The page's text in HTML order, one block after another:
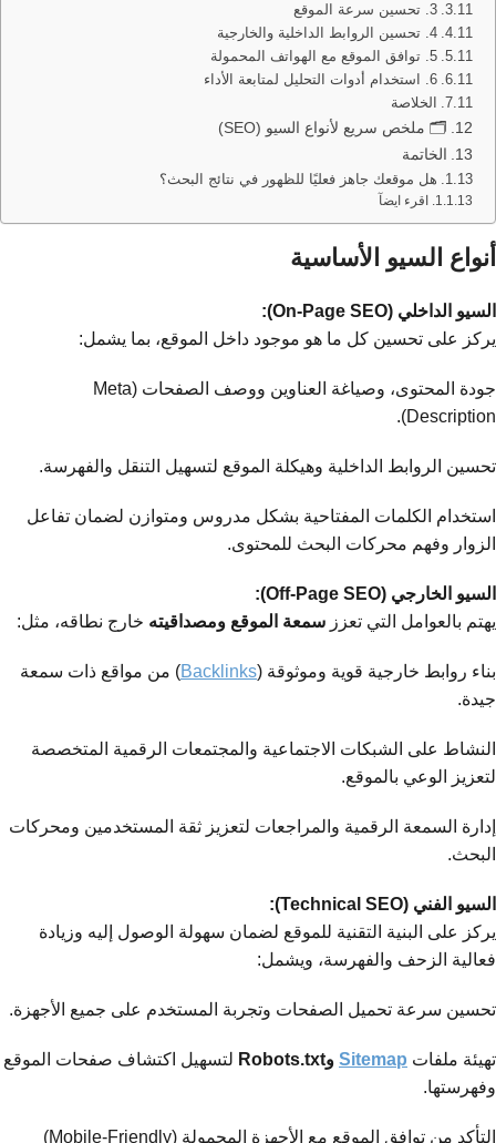
3. تحسين سرعة الموقع
4. تحسين الروابط الداخلية والخارجية
5. توافق الموقع مع الهواتف المحمولة
6. استخدام أدوات التحليل لمتابعة الأداء
الخلاصة
🗂️ ملخص سريع لأنواع السيو (SEO)
الخاتمة
هل موقعك جاهز فعليًا للظهور في نتائج البحث؟
اقرء ايضآ
أنواع السيو الأساسية
السيو الداخلي (On-Page SEO):
يركز على تحسين كل ما هو موجود داخل الموقع، بما يشمل:
جودة المحتوى، وصياغة العناوين ووصف الصفحات (Meta
Description).
تحسين الروابط الداخلية وهيكلة الموقع لتسهيل التنقل والفهرسة.
استخدام الكلمات المفتاحية بشكل مدروس ومتوازن لضمان تفاعل
الزوار وفهم محركات البحث للمحتوى.
السيو الخارجي (Off-Page SEO):
يهتم بالعوامل التي تعزز سمعة الموقع ومصداقيته خارج نطاقه، مثل:
بناء روابط خارجية قوية وموثوقة (Backlinks) من مواقع ذات سمعة
جيدة.
النشاط على الشبكات الاجتماعية والمجتمعات الرقمية المتخصصة
لتعزيز الوعي بالموقع.
إدارة السمعة الرقمية والمراجعات لتعزيز ثقة المستخدمين ومحركات
البحث.
السيو الفني (Technical SEO):
يركز على البنية التقنية للموقع لضمان سهولة الوصول إليه وزيادة
فعالية الزحف والفهرسة، ويشمل:
تحسين سرعة تحميل الصفحات وتجربة المستخدم على جميع الأجهزة.
تهيئة ملفات Sitemap وRobots.txt
لتسهيل اكتشاف صفحات الموقع
وفهرستها.
التأكد من توافق الموقع مع الأجهزة المحمولة (Mobile-Friendly)